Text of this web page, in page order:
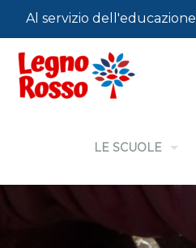
Al servizio dell'educazione
LE SCUOLE